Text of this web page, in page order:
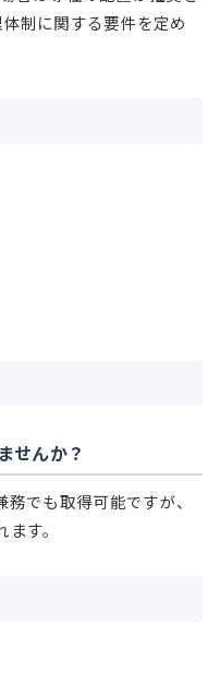
制に関する要件を定め
せんか？
でも取得可能ですが、
す。